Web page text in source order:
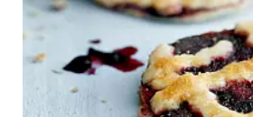
detail
-
section